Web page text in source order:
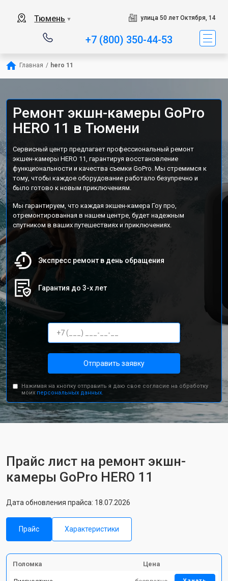
Тюмень ▼ улица 50 лет Октября, 14
+7 (800) 350-44-53
Главная / hero 11
Ремонт экшн-камеры GoPro
HERO 11 в Тюмени
Сервисный центр предлагает профессиональный ремонт
экшен-камеры HERO 11, гарантируя восстановление
функциональности и качества съемки GoPro. Мы стремимся к
тому, чтобы каждое оборудование работало безупречно и
было готово к новым приключениям.
Мы гарантируем, что каждая экшен-камера Гоу про,
отремонтированная в нашем центре, будет надежным
спутником в ваших путешествиях и приключениях.
Экспресс ремонт в день обращения
Гарантия до 3-х лет
Отправить заявку
Нажимая на кнопку отправить я даю свое согласие на обработку
моих персональных данных.
Прайс лист на ремонт экшн-
камеры GoPro HERO 11
Дата обновления прайса: 18.07.2026
Прайс Характеристики
Поломка Цена